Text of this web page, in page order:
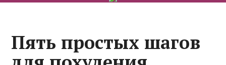
Пять простых шагов